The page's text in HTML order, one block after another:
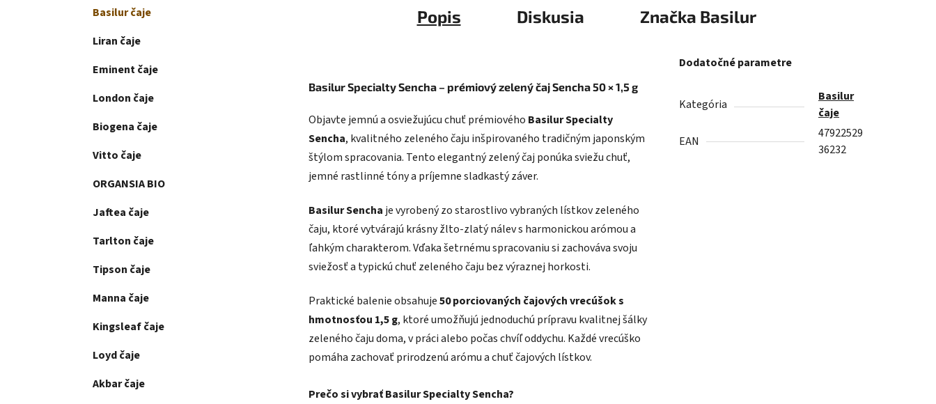
Basilur čaje
Liran čaje
Eminent čaje
London čaje
Biogena čaje
Vitto čaje
ORGANSIA BIO
Jaftea čaje
Tarlton čaje
Tipson čaje
Manna čaje
Kingsleaf čaje
Loyd čaje
Akbar čaje
Popis Diskusia Značka Basilur
Basilur Specialty Sencha – prémiový zelený čaj Sencha 50 × 1,5 g
Objavte jemnú a osviežujúcu chuť prémiového Basilur Specialty
Sencha, kvalitného zeleného čaju inšpirovaného tradičným japonským
štýlom spracovania. Tento elegantný zelený čaj ponúka sviežu chuť,
jemné rastlinné tóny a príjemne sladkastý záver.
Basilur Sencha je vyrobený zo starostlivo vybraných lístkov zeleného
čaju, ktoré vytvárajú krásny žlto-zlatý nálev s harmonickou arómou a
ľahkým charakterom. Vďaka šetrnému spracovaniu si zachováva svoju
sviežosť a typickú chuť zeleného čaju bez výraznej horkosti.
Praktické balenie obsahuje50 porciovaných čajových vrecúšok s
hmotnosťou 1,5 g, ktoré umožňujú jednoduchú prípravu kvalitnej šálky
zeleného čaju doma, v práci alebo počas chvíľ oddychu. Každé vrecúško
pomáha zachovať prirodzenú arómu a chuť čajových lístkov.
Prečo si vybrať Basilur Specialty Sencha?
Dodatočné parametre
Kategória
Basilur
čaje
EAN
47922529
36232